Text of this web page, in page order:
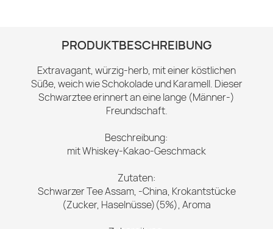
PRODUKTBESCHREIBUNG
Extravagant, würzig-herb, mit einer köstlichen
Süße, weich wie Schokolade und Karamell. Dieser
Schwarztee erinnert an eine lange (Männer-)
Freundschaft.
Beschreibung:
mit Whiskey-Kakao-Geschmack
Zutaten:
Schwarzer Tee Assam, -China, Krokantstücke
(Zucker, Haselnüsse)(5%), Aroma